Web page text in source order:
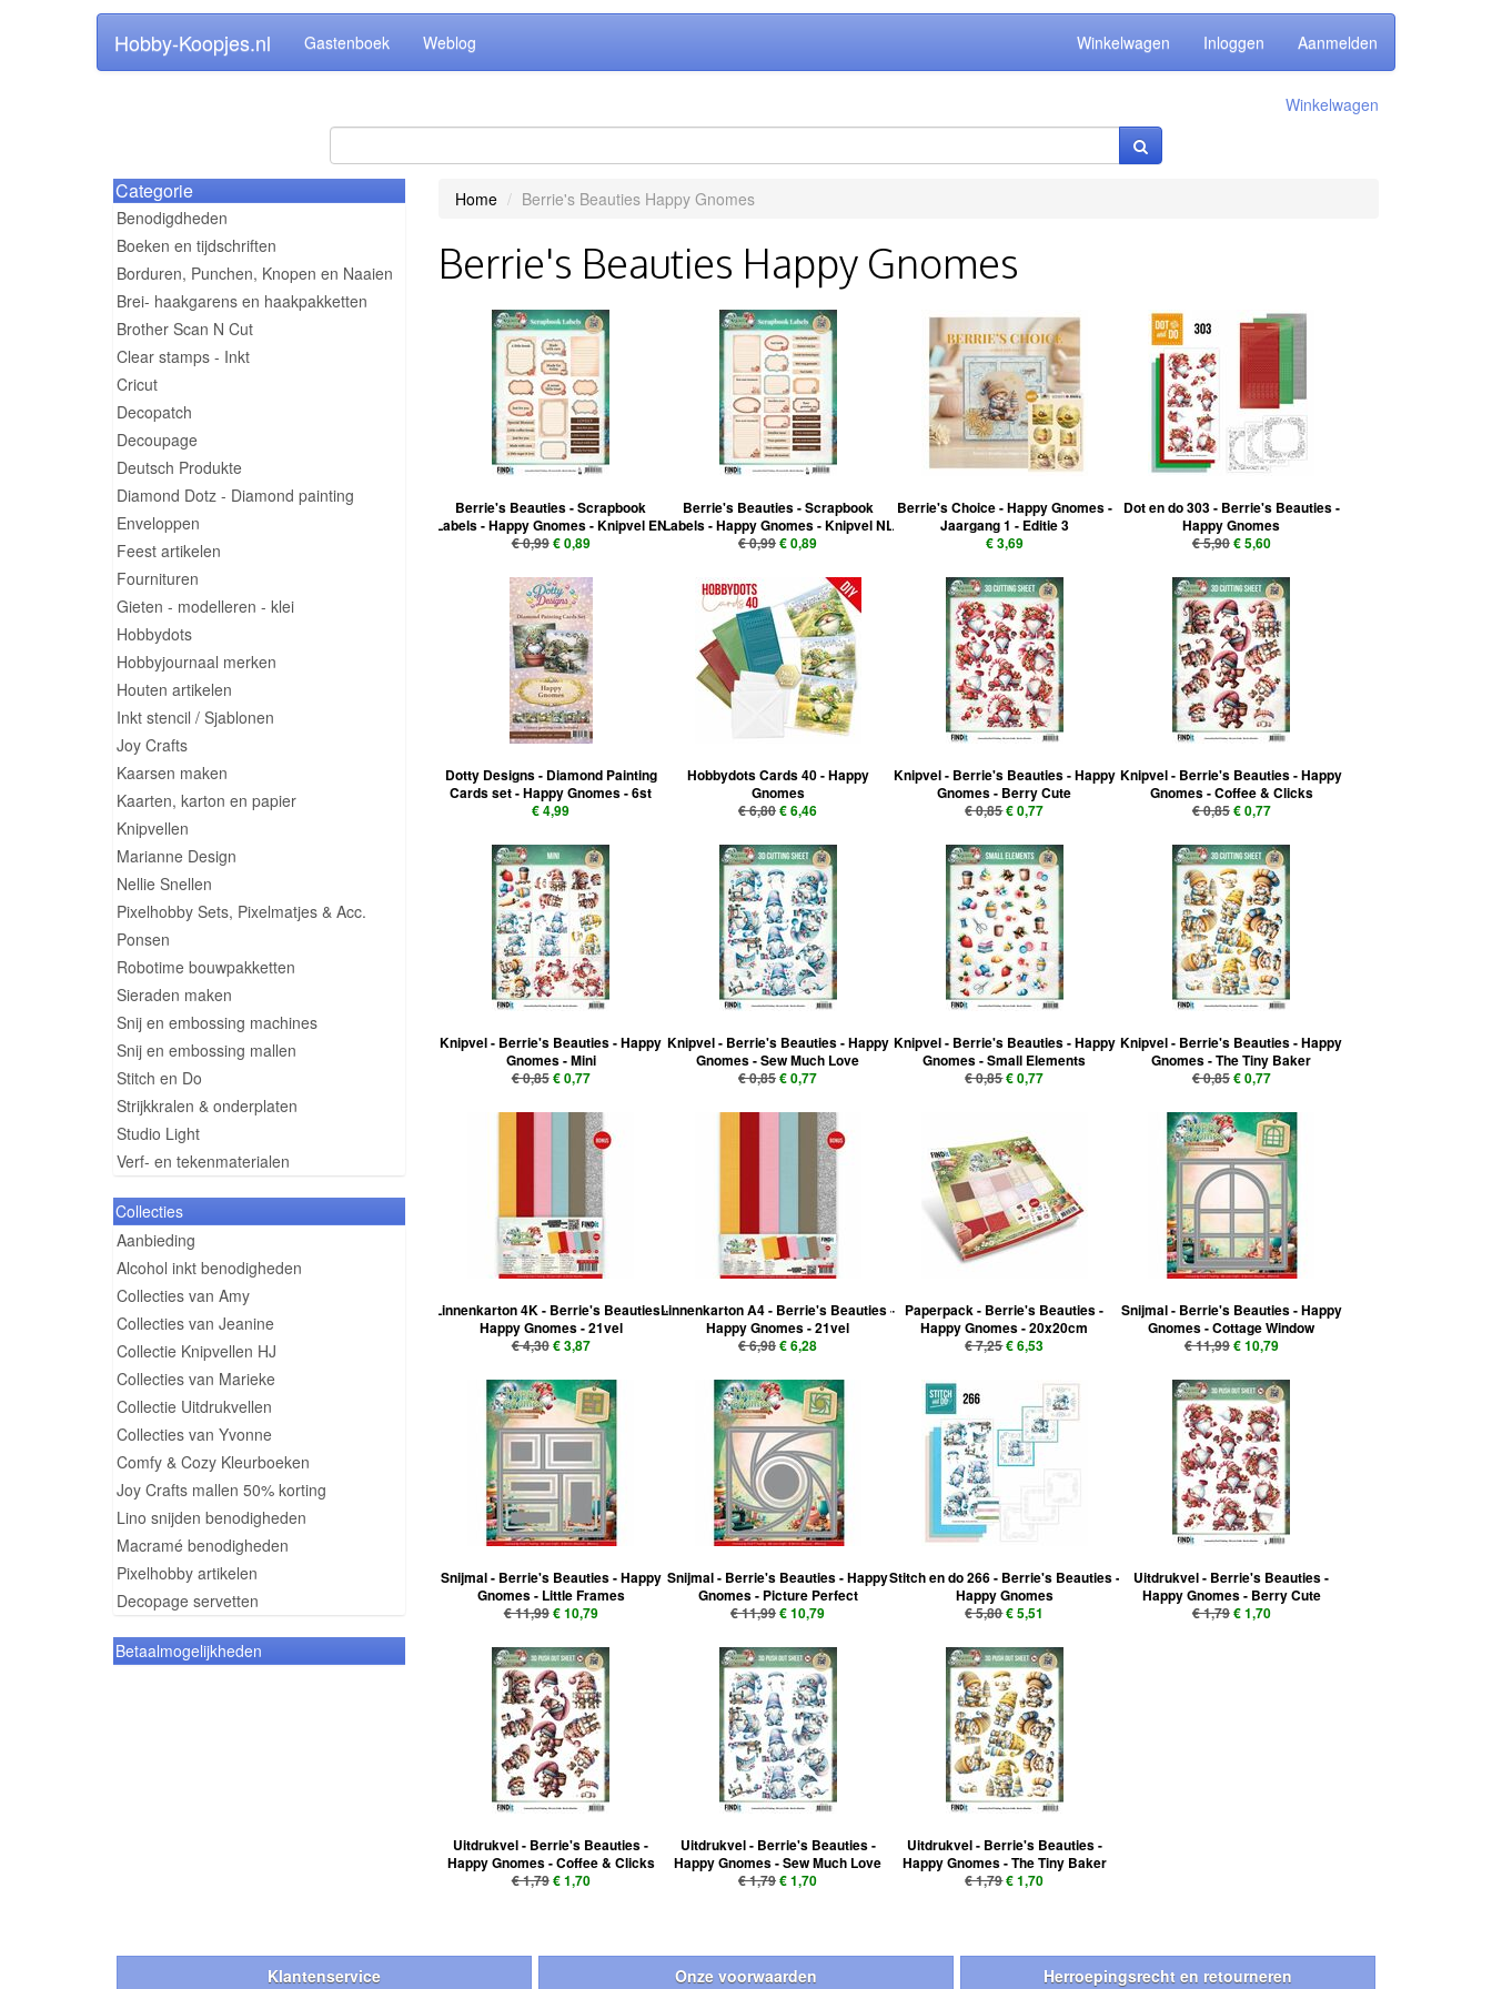
Hobby-Koopjes.nl Gastenboek Weblog Winkelwagen Inloggen Aanmelden
Winkelwagen
Categorie
Benodigdheden
Boeken en tijdschriften
Borduren, Punchen, Knopen en Naaien
Brei- haakgarens en haakpakketten
Brother Scan N Cut
Clear stamps - Inkt
Cricut
Decopatch
Decoupage
Deutsch Produkte
Diamond Dotz - Diamond painting
Enveloppen
Feest artikelen
Fournituren
Gieten - modelleren - klei
Hobbydots
Hobbyjournaal merken
Houten artikelen
Inkt stencil / Sjablonen
Joy Crafts
Kaarsen maken
Kaarten, karton en papier
Knipvellen
Marianne Design
Nellie Snellen
Pixelhobby Sets, Pixelmatjes & Acc.
Ponsen
Robotime bouwpakketten
Sieraden maken
Snij en embossing machines
Snij en embossing mallen
Stitch en Do
Strijkkralen & onderplaten
Studio Light
Verf- en tekenmaterialen
Collecties
Aanbieding
Alcohol inkt benodigheden
Collecties van Amy
Collecties van Jeanine
Collectie Knipvellen HJ
Collecties van Marieke
Collectie Uitdrukvellen
Collecties van Yvonne
Comfy & Cozy Kleurboeken
Joy Crafts mallen 50% korting
Lino snijden benodigheden
Macramé benodigheden
Pixelhobby artikelen
Decopage servetten
Betaalmogelijkheden
Home Berrie's Beauties Happy Gnomes
Berrie's Beauties Happy Gnomes
Berrie's Beauties - Scrapbook
Labels - Happy Gnomes - Knipvel EN
€ 0,99€ 0,89
Berrie's Beauties - Scrapbook
Labels - Happy Gnomes - Knipvel NL
€ 0,99€ 0,89
Berrie's Choice - Happy Gnomes -
Jaargang 1 - Editie 3
€ 3,69
Dot en do 303 - Berrie's Beauties -
Happy Gnomes
€ 5,90€ 5,60
Dotty Designs - Diamond Painting
Cards set - Happy Gnomes - 6st
€ 4,99
Hobbydots Cards 40 - Happy
Gnomes
€ 6,80€ 6,46
Knipvel - Berrie's Beauties - Happy
Gnomes - Berry Cute
€ 0,85€ 0,77
Knipvel - Berrie's Beauties - Happy
Gnomes - Coffee & Clicks
€ 0,85€ 0,77
Knipvel - Berrie's Beauties - Happy
Gnomes - Mini
€ 0,85€ 0,77
Knipvel - Berrie's Beauties - Happy
Gnomes - Sew Much Love
€ 0,85€ 0,77
Knipvel - Berrie's Beauties - Happy
Gnomes - Small Elements
€ 0,85€ 0,77
Knipvel - Berrie's Beauties - Happy
Gnomes - The Tiny Baker
€ 0,85€ 0,77
Linnenkarton 4K - Berrie's Beauties -
Happy Gnomes - 21vel
€ 4,30€ 3,87
Linnenkarton A4 - Berrie's Beauties -
Happy Gnomes - 21vel
€ 6,98€ 6,28
Paperpack - Berrie's Beauties -
Happy Gnomes - 20x20cm
€ 7,25€ 6,53
Snijmal - Berrie's Beauties - Happy
Gnomes - Cottage Window
€ 11,99€ 10,79
Snijmal - Berrie's Beauties - Happy
Gnomes - Little Frames
€ 11,99€ 10,79
Snijmal - Berrie's Beauties - Happy
Gnomes - Picture Perfect
€ 11,99€ 10,79
Stitch en do 266 - Berrie's Beauties -
Happy Gnomes
€ 5,80€ 5,51
Uitdrukvel - Berrie's Beauties -
Happy Gnomes - Berry Cute
€ 1,79€ 1,70
Uitdrukvel - Berrie's Beauties -
Happy Gnomes - Coffee & Clicks
€ 1,79€ 1,70
Uitdrukvel - Berrie's Beauties -
Happy Gnomes - Sew Much Love
€ 1,79€ 1,70
Uitdrukvel - Berrie's Beauties -
Happy Gnomes - The Tiny Baker
€ 1,79€ 1,70
Klantenservice Onze voorwaarden Herroepingsrecht en retourneren